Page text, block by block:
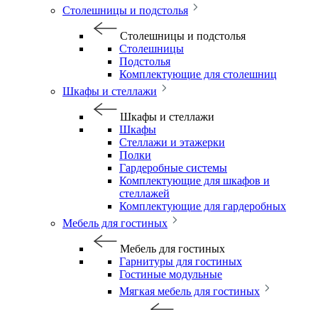
Столешницы и подстолья
Столешницы и подстолья
Столешницы
Подстолья
Комплектующие для столешниц
Шкафы и стеллажи
Шкафы и стеллажи
Шкафы
Стеллажи и этажерки
Полки
Гардеробные системы
Комплектующие для шкафов и
стеллажей
Комплектующие для гардеробных
Мебель для гостиных
Мебель для гостиных
Гарнитуры для гостиных
Гостиные модульные
Мягкая мебель для гостиных